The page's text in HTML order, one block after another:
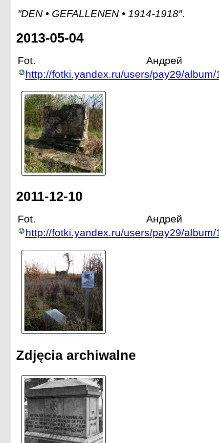
"DEN • GEFALLENEN • 1914-1918".
2013-05-04
Fot. Андрей
http://fotki.yandex.ru/users/pay29/album/
2011-12-10
Fot. Андрей
http://fotki.yandex.ru/users/pay29/album/
Zdjęcia archiwalne